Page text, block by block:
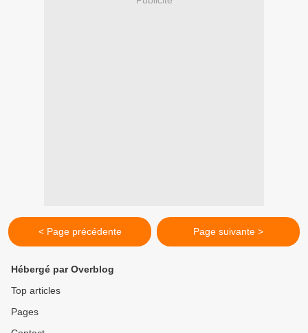
< Page précédente Page suivante >
Hébergé par Overblog
Top articles
Pages